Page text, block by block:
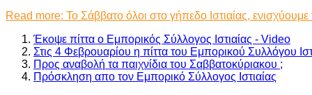
Read more: Το Σάββατο όλοι στο γήπεδο Ιστιαίας, ενισχύουμε
Έκοψε πίττα ο Εμπορικός Σύλλογος Ιστιαίας - Video
Στις 4 Φεβρουαρίου η πίττα του Εμπορικού Συλλόγου
Πρoς αναβολή τα παιχνίδια του Σαββατοκύριακου ;
Πρόσκληση απο τον Εμπορικό Σύλλογος Ιστιαίας